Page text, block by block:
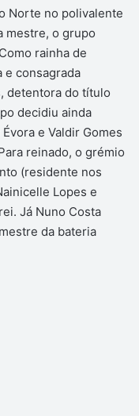
Norte no polivalente
mestre, o grupo
rainha de
e consagrada
detentora do título
decidiu ainda
e Valdir Gomes
reinado, o grémio
(residente nos
Lopes e
Já Nuno Costa
da bateria